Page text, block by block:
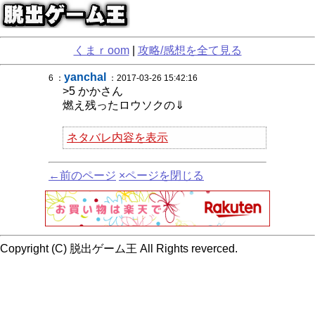
くまｒoom| 攻略/感想を全て見る
6 ： yanchal ：2017-03-26 15:42:16
>5 かかさん
燃え残ったロウソクの⇓
ネタバレ内容を表示
←前のページ ×ページを閉じる
Copyright (C) 脱出ゲーム王 All Rights reverced.